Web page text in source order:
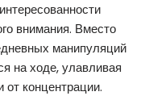
внимания. Вместо
манипуляций
на ходе, улавливая
концентрации.